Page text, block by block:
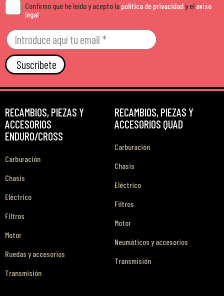
Confirmo que he leído y acepto la política de privacidady el aviso
legal
Suscríbete
RECAMBIOS, PIEZAS Y
ACCESORIOS
ENDURO/CROSS
Carburación
Chasis
Eléctrico
Filtros
Motor
Ruedas y accesorios
Transmisión
RECAMBIOS, PIEZAS Y
ACCESORIOS QUAD
Carburación
Chasis
Eléctrico
Filtros
Motor
Neumáticos y accesorios
Transmisión